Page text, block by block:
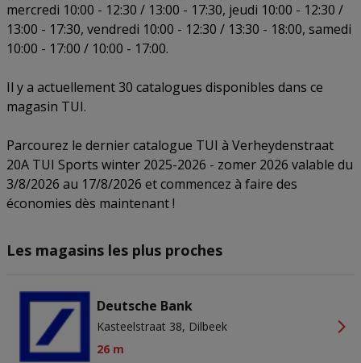
mercredi 10:00 - 12:30 / 13:00 - 17:30, jeudi 10:00 - 12:30 /
13:00 - 17:30, vendredi 10:00 - 12:30 / 13:30 - 18:00, samedi
10:00 - 17:00 / 10:00 - 17:00.
Il y a actuellement 30 catalogues disponibles dans ce
magasin TUI.
Parcourez le dernier catalogue TUI à Verheydenstraat
20A TUI Sports winter 2025-2026 - zomer 2026 valable du
3/8/2026 au 17/8/2026 et commencez à faire des
économies dès maintenant !
Les magasins les plus proches
Deutsche Bank
Kasteelstraat 38, Dilbeek
26 m